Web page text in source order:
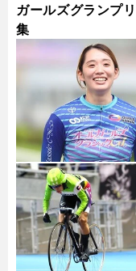
ガールズグランプ
集